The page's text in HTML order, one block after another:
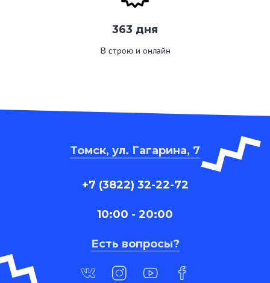
363 дня
В строю и онлайн
Томск, ул. Гагарина, 7
+7 (3822) 32-22-72
10:00 - 20:00
Есть вопросы?